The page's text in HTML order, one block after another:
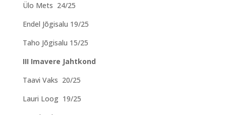
Ülo Mets 24/25
Endel Jõgisalu 19/25
Taho Jõgisalu 15/25
III Imavere Jahtkond
Taavi Vaks 20/25
Lauri Loog 19/25